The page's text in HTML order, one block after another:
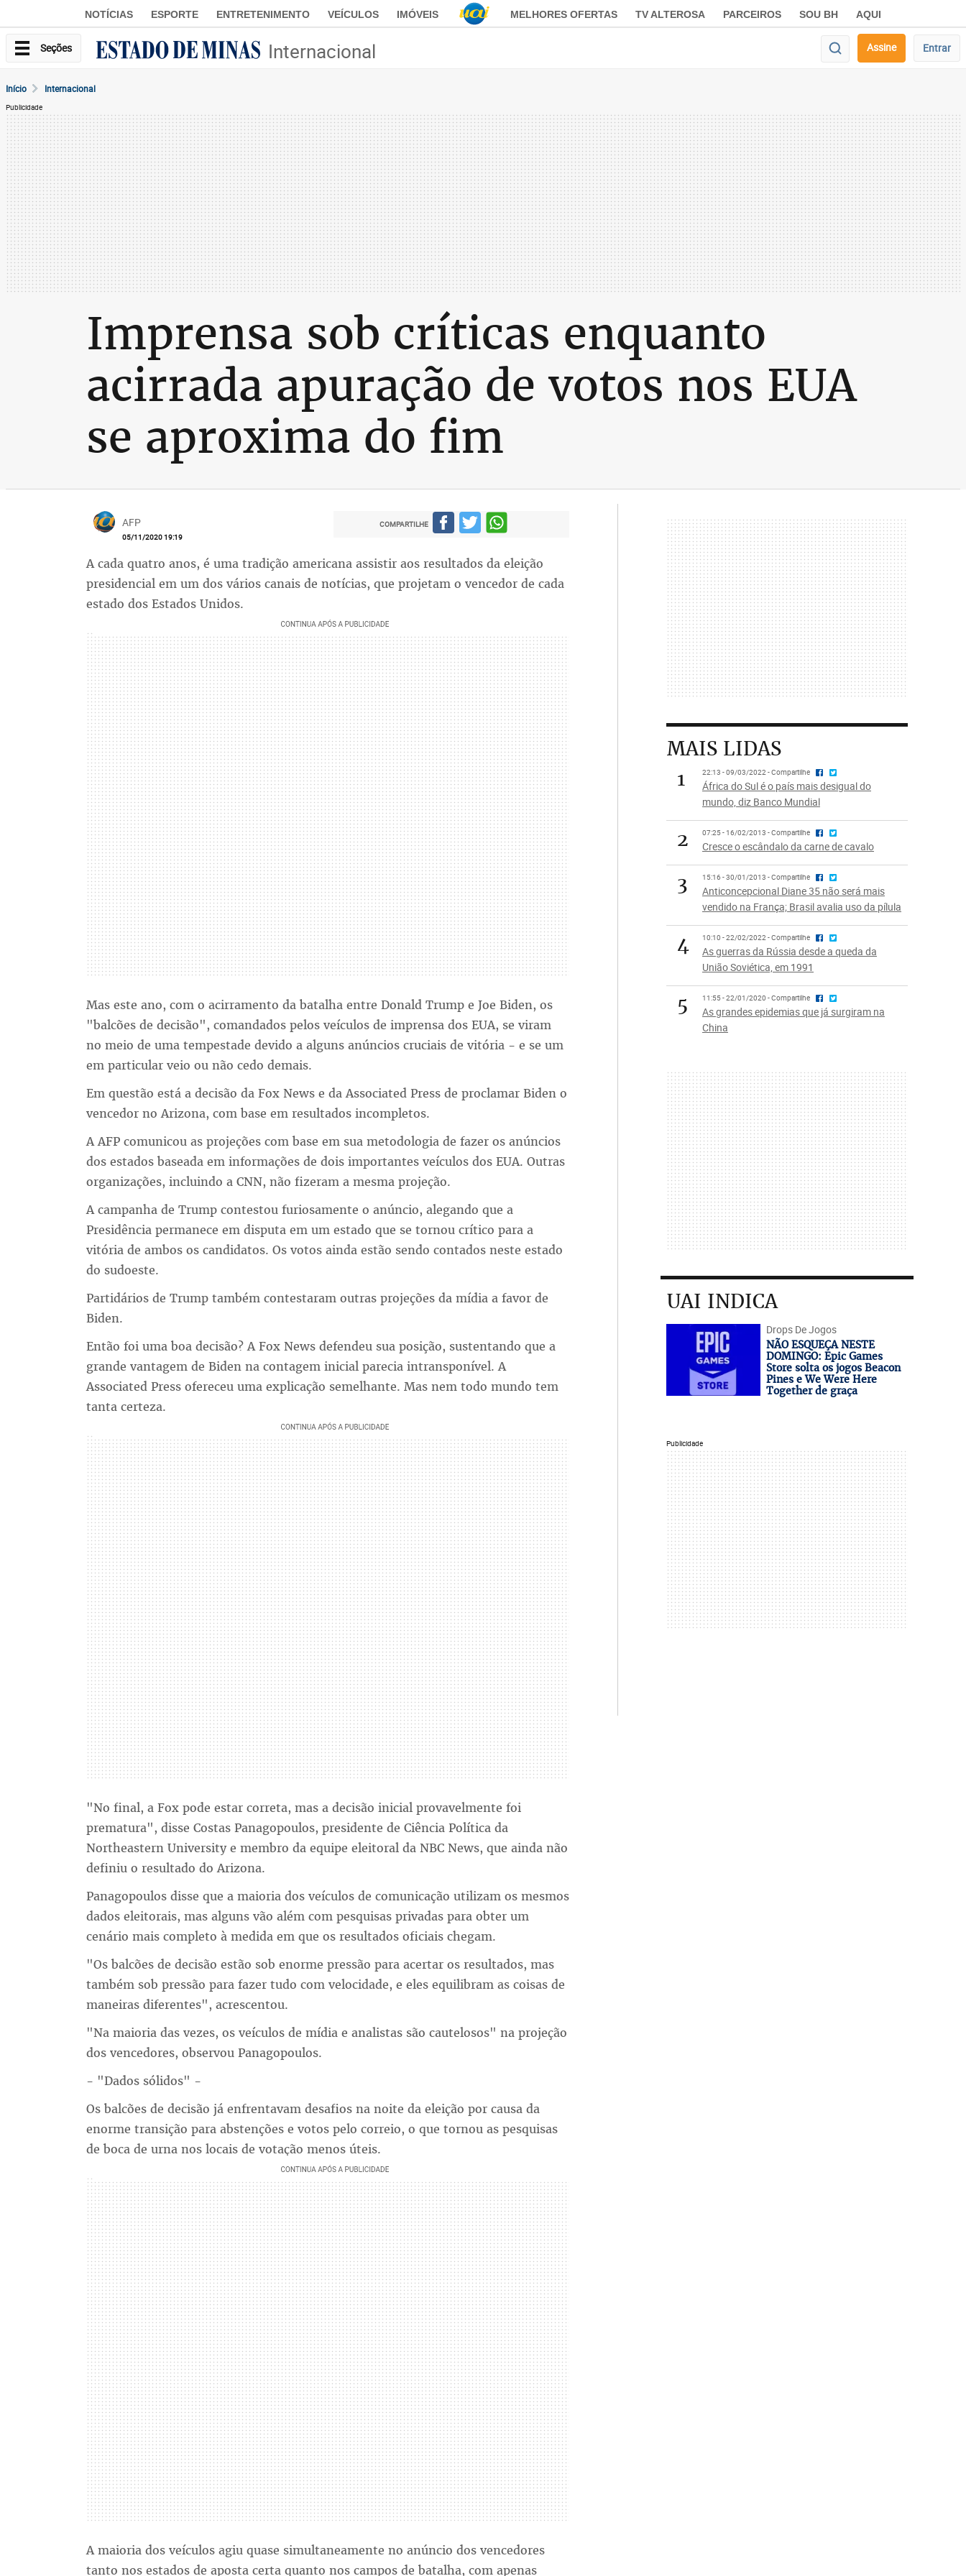
NOTÍCIAS ESPORTE ENTRETENIMENTO VEÍCULOS IMÓVEIS MELHORES OFERTAS TV ALTEROSA PARCEIROS SOU BH AQUI
Seções Internacional Assine Entrar
Início Internacional
Publicidade
Imprensa sob críticas enquanto
acirrada apuração de votos nos EUA
se aproxima do fim
AFP
05/11/2020 19:19
COMPARTILHE
A cada quatro anos, é uma tradição americana assistir aos resultados da eleição
presidencial em um dos vários canais de notícias, que projetam o vencedor de cada
estado dos Estados Unidos.
Mas este ano, com o acirramento da batalha entre Donald Trump e Joe Biden, os
"balcões de decisão", comandados pelos veículos de imprensa dos EUA, se viram
no meio de uma tempestade devido a alguns anúncios cruciais de vitória - e se um
em particular veio ou não cedo demais.
Em questão está a decisão da Fox News e da Associated Press de proclamar Biden o
vencedor no Arizona, com base em resultados incompletos.
A AFP comunicou as projeções com base em sua metodologia de fazer os anúncios
dos estados baseada em informações de dois importantes veículos dos EUA. Outras
organizações, incluindo a CNN, não fizeram a mesma projeção.
A campanha de Trump contestou furiosamente o anúncio, alegando que a
Presidência permanece em disputa em um estado que se tornou crítico para a
vitória de ambos os candidatos. Os votos ainda estão sendo contados neste estado
do sudoeste.
Partidários de Trump também contestaram outras projeções da mídia a favor de
Biden.
Então foi uma boa decisão? A Fox News defendeu sua posição, sustentando que a
grande vantagem de Biden na contagem inicial parecia intransponível. A
Associated Press ofereceu uma explicação semelhante. Mas nem todo mundo tem
tanta certeza.
"No final, a Fox pode estar correta, mas a decisão inicial provavelmente foi
prematura", disse Costas Panagopoulos, presidente de Ciência Política da
Northeastern University e membro da equipe eleitoral da NBC News, que ainda não
definiu o resultado do Arizona.
Panagopoulos disse que a maioria dos veículos de comunicação utilizam os mesmos
dados eleitorais, mas alguns vão além com pesquisas privadas para obter um
cenário mais completo à medida em que os resultados oficiais chegam.
"Os balcões de decisão estão sob enorme pressão para acertar os resultados, mas
também sob pressão para fazer tudo com velocidade, e eles equilibram as coisas de
maneiras diferentes", acrescentou.
"Na maioria das vezes, os veículos de mídia e analistas são cautelosos" na projeção
dos vencedores, observou Panagopoulos.
- "Dados sólidos" -
Os balcões de decisão já enfrentavam desafios na noite da eleição por causa da
enorme transição para abstenções e votos pelo correio, o que tornou as pesquisas
de boca de urna nos locais de votação menos úteis.
A maioria dos veículos agiu quase simultaneamente no anúncio dos vencedores
tanto nos estados de aposta certa quanto nos campos de batalha, com apenas
MAIS LIDAS
1
22:13 - 09/03/2022 - Compartilhe
África do Sul é o país mais desigual do
mundo, diz Banco Mundial
2 07:25 - 16/02/2013 - Compartilhe
Cresce o escândalo da carne de cavalo
3 15:16 - 30/01/2013 - Compartilhe
Anticoncepcional Diane 35 não será mais
vendido na França; Brasil avalia uso da pílula
4 10:10 - 22/02/2022 - Compartilhe
As guerras da Rússia desde a queda da
União Soviética, em 1991
5 11:55 - 22/01/2020 - Compartilhe
As grandes epidemias que já surgiram na
China
UAI INDICA
Drops De Jogos
NÃO ESQUEÇA NESTE
DOMINGO: Epic Games
Store solta os jogos Beacon
Pines e We Were Here
Together de graça
Publicidade